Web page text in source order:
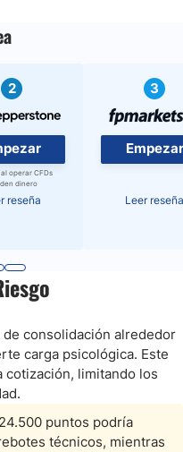
2
al operar CFDs
dinero
reseña
3
Empezar
Leer reseña
consolidación alrededor
carga psicológica. Este
cotización, limitando los
puntos podría
técnicos, mientras